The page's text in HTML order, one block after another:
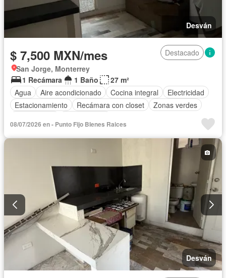
Desván
$ 7,500 MXN/mes
Destacado
San Jorge, Monterrey
1 Recámara
1 Baño
27 m²
Agua
Aire acondicionado Cocina integral
Electricidad
Estacionamiento
Recámara con closet
Zonas verdes
08/07/2026 en - Punto Fijo BIenes Raices
Desván